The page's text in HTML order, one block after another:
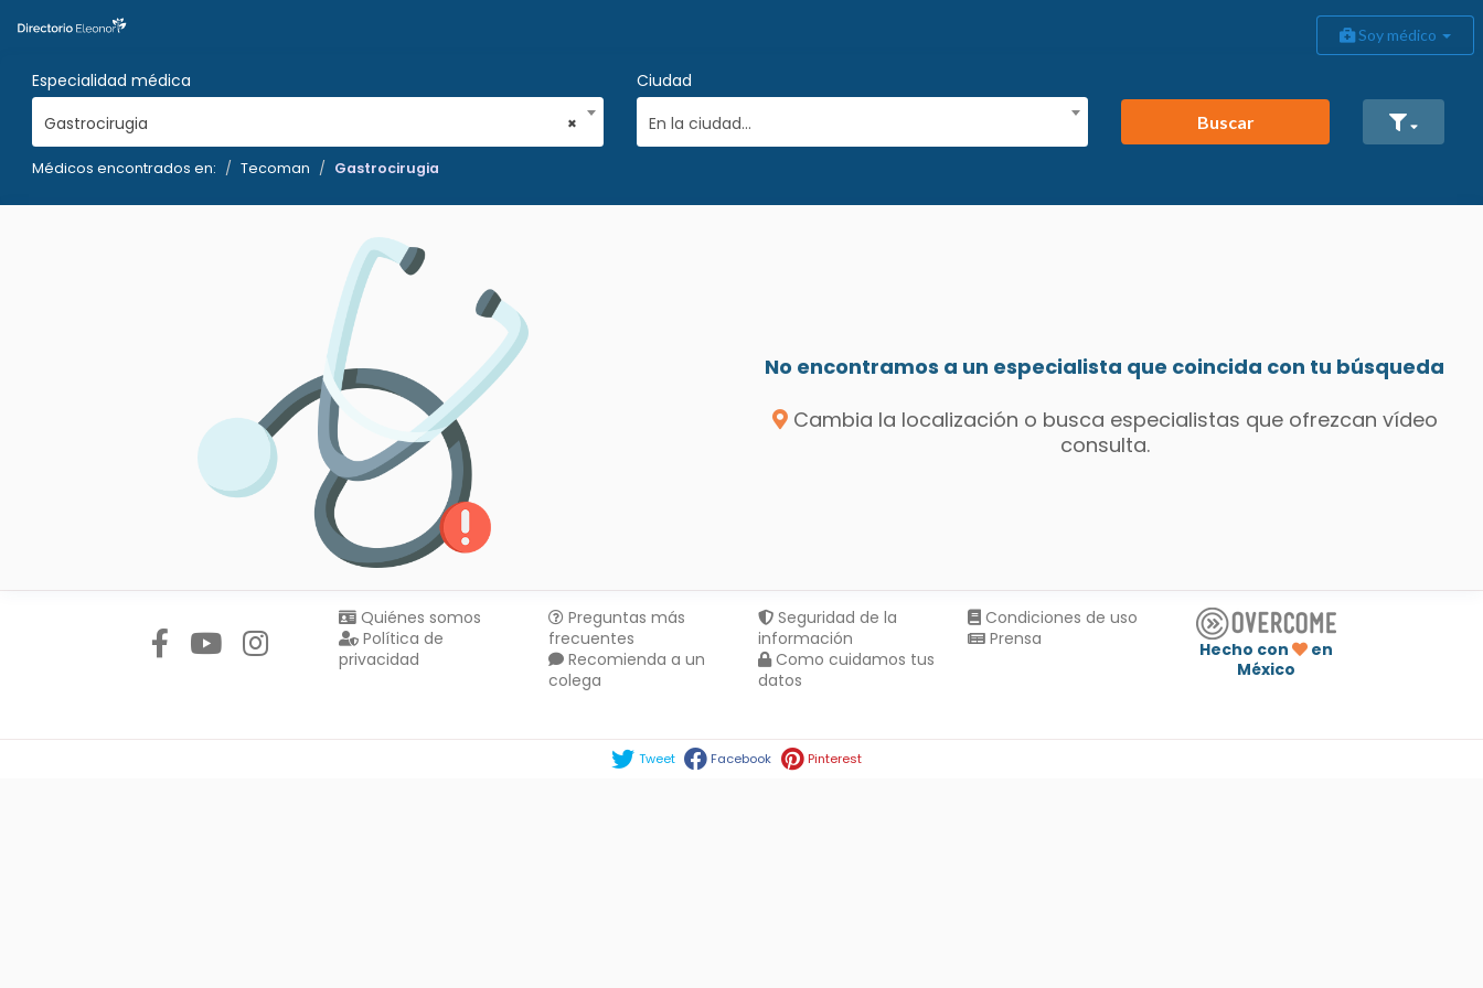
Soy médico
Especialidad médica
×
Gastrocirugia
Ciudad
En la ciudad...
Buscar
Médicos encontrados en: Tecoman Gastrocirugia
No encontramos a un especialista que coincida con tu búsqueda
Cambia la localización o busca especialistas que ofrezcan vídeo
consulta.
Quiénes somos
Política de
privacidad
Preguntas más
frecuentes
Recomienda a un
colega
Seguridad de la
información
Como cuidamos tus
datos
Condiciones de uso
Prensa
Hecho con
en
México
Tweet Facebook Pinterest